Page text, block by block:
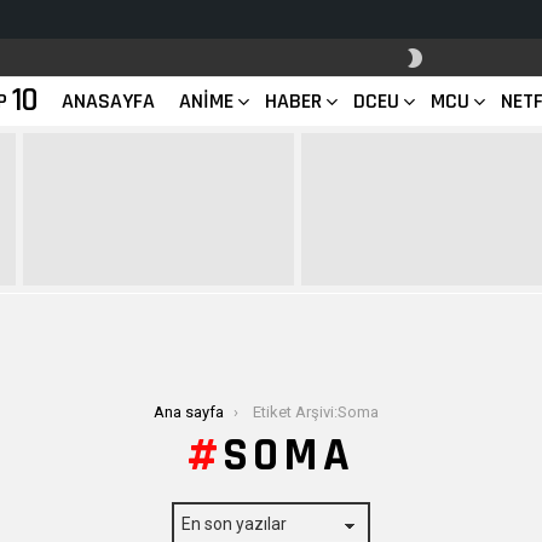
ANAHTARI
10 ANASAYFA ANIME HABER DCEU MCU
Ana sayfa Etiket Arşivi:Soma
SOMA